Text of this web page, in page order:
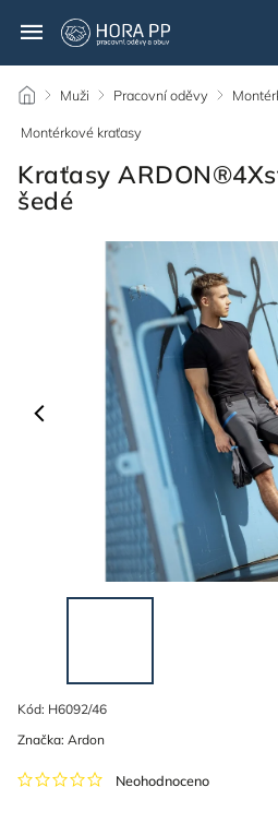
/ Muži / Pracovní oděvy /
Montérkové kraťasy
Kraťasy
šedé
Kód: H6092/46
Neohodnoceno
Značka: Ardon